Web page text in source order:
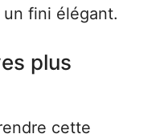
fini élégant.
plus
cette